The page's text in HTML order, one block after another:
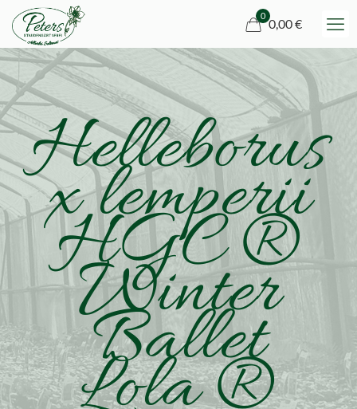
0
0,00 €
Helleborus
x lemperii
HGC ®
Winter
Ballet